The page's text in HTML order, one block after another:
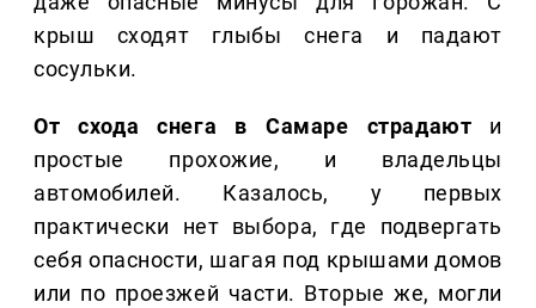
крыш сходят глыбы снега и падают
сосульки.
От схода снега в Самаре страдают и
простые прохожие, и владельцы
автомобилей. Казалось, у первых
практически нет выбора, где подвергать
себя опасности, шагая под крышами домов
или по проезжей части. Вторые же, могли